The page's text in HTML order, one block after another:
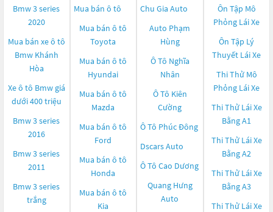
Bmw 3 series
2020
Mua bán xe ô tô
Bmw Khánh
Hòa
Xe ô tô Bmw giá
dưới 400 triệu
Bmw 3 series
2016
Bmw 3 series
2011
Bmw 3 series
trắng
Mua bán ô tô
Mua bán ô tô
Toyota
Mua bán ô tô
Hyundai
Mua bán ô tô
Mazda
Mua bán ô tô
Ford
Mua bán ô tô
Honda
Mua bán ô tô
Kia
Chu Gia Auto
Auto Phạm
Hùng
Ô Tô Nghĩa
Nhân
Ô Tô Kiên
Cường
Ô Tô Phúc Đông
Dscars Auto
Ô Tô Cao Dương
Quang Hưng
Auto
Ôn Tập Mô
Phỏng Lái Xe
Ôn Tập Lý
Thuyết Lái Xe
Thi Thử Mô
Phỏng Lái Xe
Thi Thử Lái Xe
Bằng A1
Thi Thử Lái Xe
Bằng A2
Thi Thử Lái Xe
Bằng A3
Thi Thử Lái Xe